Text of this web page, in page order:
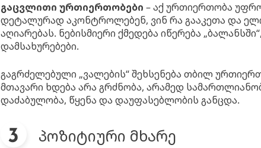
გაცვლითი ურთიერთობები – აქ ურთიერთობა
დეტალურად აკონტროლებენ, ვინ რა გააკეთა და
აღიარებას. ნებისმიერი ქმედება იწერება
დამსახურებები.
გაგრძელებული „ვალების“ შეხსენება თბილ
მთავარი ხდება არა გრძნობა, არამედ
დაძაბულობა, წყენა და დაუფასებლობის განცდა.
პოზიტიური მხარე